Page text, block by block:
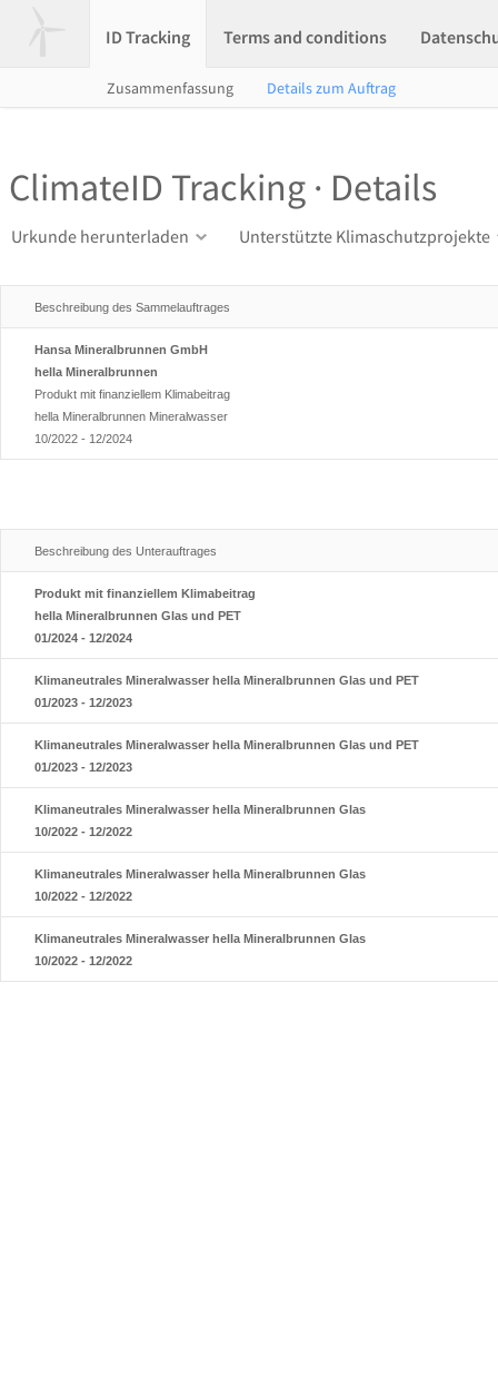
ID Tracking Terms and conditions
Zusammenfassung Details zum Auftrag
ClimateID Tracking · Details
Urkunde herunterladen Unterstützte Klimaschutzprojekte
Beschreibung des Sammelauftrages
Hansa Mineralbrunnen GmbH
hella Mineralbrunnen
Produkt mit finanziellem Klimabeitrag
hella Mineralbrunnen Mineralwasser
10/2022 - 12/2024
Beschreibung des Unterauftrages
Produkt mit finanziellem Klimabeitrag
hella Mineralbrunnen Glas und PET
01/2024 - 12/2024
Klimaneutrales Mineralwasser hella Mineralbrunnen Glas und PET
01/2023 - 12/2023
Klimaneutrales Mineralwasser hella Mineralbrunnen Glas und PET
01/2023 - 12/2023
Klimaneutrales Mineralwasser hella Mineralbrunnen Glas
10/2022 - 12/2022
Klimaneutrales Mineralwasser hella Mineralbrunnen Glas
10/2022 - 12/2022
Klimaneutrales Mineralwasser hella Mineralbrunnen Glas
10/2022 - 12/2022